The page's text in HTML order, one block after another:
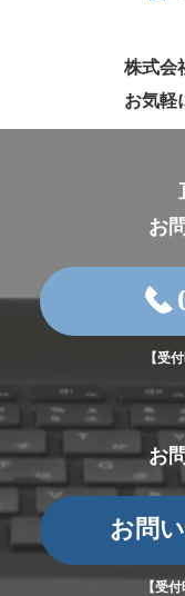
株式会
お気軽
お
【受
お
お問
【受